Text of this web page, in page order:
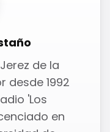
de la
desde 1992
'Los
en